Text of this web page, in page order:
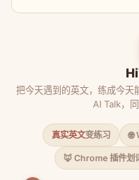
把今天遇到的英文，练成今
AI Talk，
真实英文变练习 🌐
🦊 Chrome 插件划